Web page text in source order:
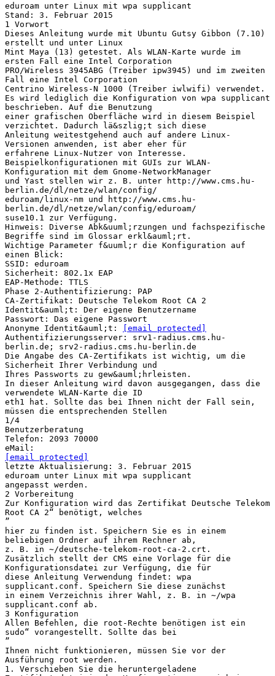
eduroam unter Linux mit wpa supplicant
Stand: 3. Februar 2015
1 Vorwort
Dieses Anleitung wurde mit Ubuntu Gutsy Gibbon (7.10)
erstellt und unter Linux
Mint Maya (13) getestet. Als WLAN-Karte wurde im
ersten Fall eine Intel Corporation
PRO/Wireless 3945ABG (Treiber ipw3945) und im zweiten
Fall eine Intel Corporation
Centrino Wireless-N 1000 (Treiber iwlwifi) verwendet.
Es wird lediglich die Konfiguration von wpa supplicant
beschrieben. Auf die Benutzung
einer grafischen Oberfläche wird in diesem Beispiel
verzichtet. Dadurch lä&szlig;t sich diese
Anleitung weitestgehend auch auf andere Linux-
Versionen anwenden, ist aber eher für
erfahrene Linux-Nutzer von Interesse.
Beispielkonfigurationen mit GUIs zur WLAN-
Konfiguration mit dem Gnome-NetworkManager
und Yast stellen wir z. B. unter http://www.cms.hu-
berlin.de/dl/netze/wlan/config/
eduroam/linux-nm und http://www.cms.hu-
berlin.de/dl/netze/wlan/config/eduroam/
suse10.1 zur Verfügung.
Hinweis: Diverse Abk&uuml;rzungen und fachspezifische
Begriffe sind im Glossar erkl&auml;rt.
Wichtige Parameter f&uuml;r die Konfiguration auf
einen Blick:
SSID: eduroam
Sicherheit: 802.1x EAP
EAP-Methode: TTLS
Phase 2-Authentifizierung: PAP
CA-Zertifikat: Deutsche Telekom Root CA 2
Identit&auml;t: Der eigene Benutzername
Passwort: Das eigene Passwort
Anonyme Identit&auml;t:
[email protected]
Authentifizierungsserver: srv1-radius.cms.hu-
berlin.de; srv2-radius.cms.hu-berlin.de
Die Angabe des CA-Zertifikats ist wichtig, um die
Sicherheit Ihrer Verbindung und
Ihres Passworts zu gew&auml;hrleisten.
In dieser Anleitung wird davon ausgegangen, dass die
verwendete WLAN-Karte die ID
eth1 hat. Sollte das bei Ihnen nicht der Fall sein,
müssen die entsprechenden Stellen
1/4
Benutzerberatung
Telefon: 2093 70000
[email protected]
letzte Aktualisierung: 3. Februar 2015
eduroam unter Linux mit wpa supplicant
angepasst werden.
2 Vorbereitung
Zur Konfiguration wird das Zertifikat Deutsche Telekom
Root CA 2“ benötigt, welches
”
hier zu finden ist. Speichern Sie es in einem
beliebigen Ordner auf ihrem Rechner ab,
z. B. in ∼/deutsche-telekom-root-ca-2.crt.
Zusätzlich stellt der CMS eine Vorlage für die
Konfigurationsdatei zur Verfügung, die für
diese Anleitung Verwendung findet: wpa
supplicant.conf. Speichern Sie diese zunächst
in einem Verzeichnis ihrer Wahl, z. B. in ∼/wpa
supplicant.conf ab.
3 Konfiguration
Allen Befehlen, die root-Rechte benötigen ist ein
sudo“ vorangestellt. Sollte das bei
”
Ihnen nicht funktionieren, müssen Sie vor der
Ausführung root werden.
1. Verschieben Sie die heruntergeladene